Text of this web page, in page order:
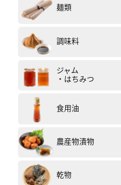
麺類
調味料
ジャム
・はちみつ
食用油
農産物漬物
乾物